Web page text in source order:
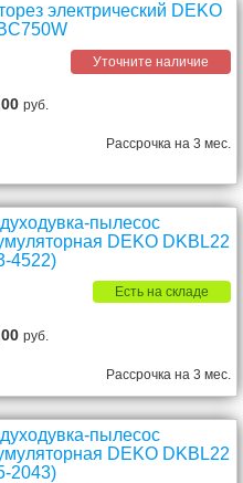
электрический DEKO
Уточните наличие
руб.
Рассрочка на 3 мес.
пылесос
DEKO DKBL22
4522)
Есть на складе
руб.
Рассрочка на 3 мес.
пылесос
DEKO DKBL22
2043)